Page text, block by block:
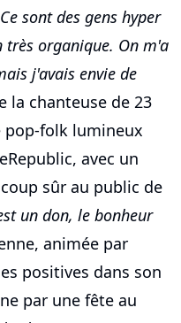
sont des gens hyper
très organique. On m'a
j'avais envie de
la chanteuse de 23
folk lumineux
avec un
sûr au public de
un don, le bonheur
animée par
positives dans son
par une fête au